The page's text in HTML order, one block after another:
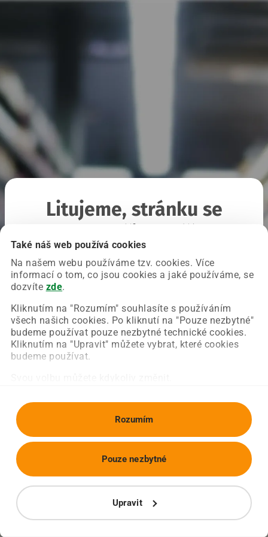
Také náš web používá cookies
Na našem webu používáme tzv. cookies. Více
informací o tom, co jsou cookies a jaké používáme, se
dozvíte zde.
Kliknutím na "Rozumím" souhlasíte s používáním
všech našich cookies. Po kliknutí na "Pouze nezbytné"
budeme používat pouze nezbytné technické cookies.
Kliknutím na "Upravit" můžete vybrat, které cookies
budeme používat.
Rozumím
Upravit
Pouze nezbytné
Litujeme, stránku se
Chyba nastala na naší straně a už ji opravujeme.
Zkuste prosím znovu načíst požadovanou stránku.
Obnovit stránku Úvodní strana